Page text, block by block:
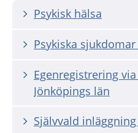
Psykisk hälsa
Psykiska
Egenregistrering
Jönköpings län
Självvald